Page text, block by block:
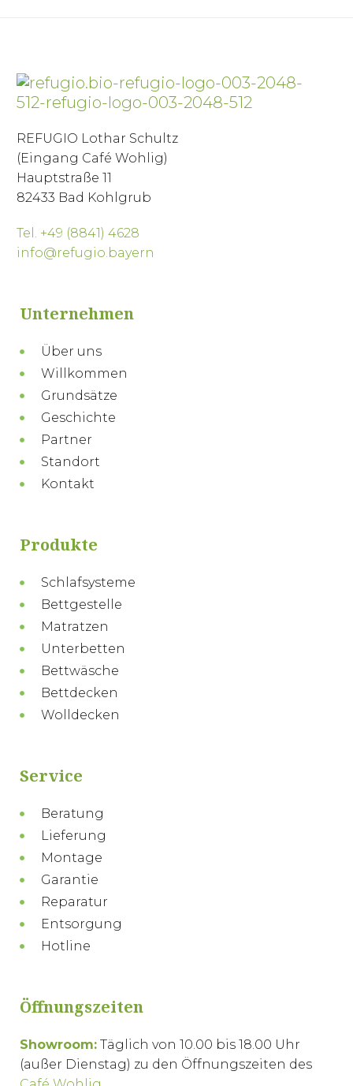
REFUGIO Lothar Schultz
(Eingang Café Wohlig)
Hauptstraße 11
82433 Bad Kohlgrub
Tel. +49 (8841) 4628
info@refugio.bayern
Unternehmen
Über uns
Willkommen
Grundsätze
Geschichte
Partner
Standort
Kontakt
Produkte
Schlafsysteme
Bettgestelle
Matratzen
Unterbetten
Bettwäsche
Bettdecken
Wolldecken
Service
Beratung
Lieferung
Montage
Garantie
Reparatur
Entsorgung
Hotline
Öffnungszeiten
Showroom: Täglich von 10.00 bis 18.00 Uhr
(außer Dienstag) zu den Öffnungszeiten des